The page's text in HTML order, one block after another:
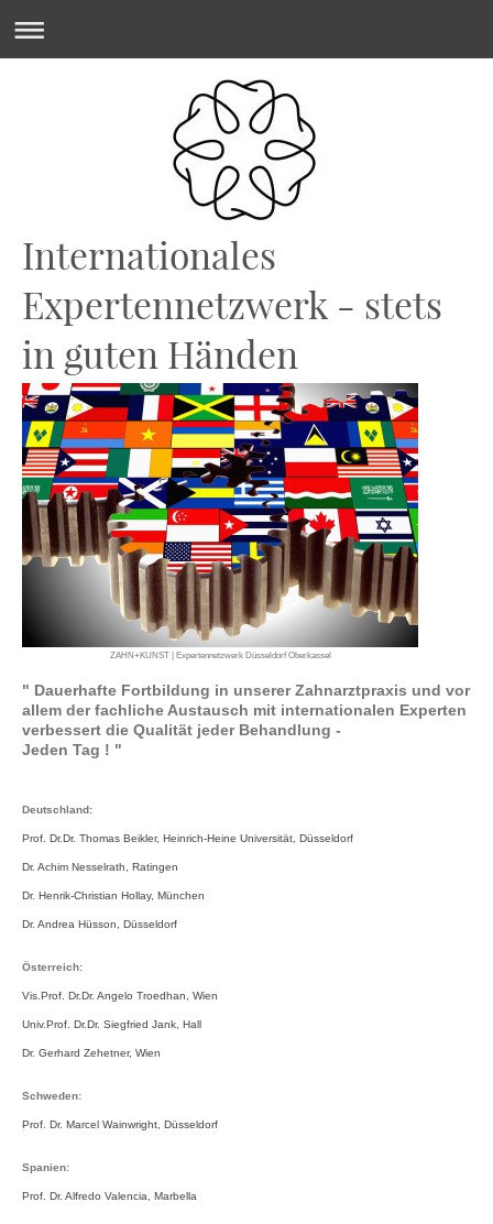
Internationales
Expertennetzwerk - stets
in guten Händen
ZAHN+KUNST | Expertennetzwerk Düsseldorf Oberkassel
" Dauerhafte Fortbildung in unserer Zahnarztpraxis und vor
allem der fachliche Austausch mit internationalen Experten
verbessert die Qualität jeder Behandlung -
Jeden Tag ! "
Deutschland:
Prof. Dr.Dr. Thomas Beikler, Heinrich-Heine Universität, Düsseldorf
Dr. Achim Nesselrath, Ratingen
Dr. Henrik-Christian Hollay, München
Dr. Andrea Hüsson, Düsseldorf
Österreich:
Vis.Prof. Dr.Dr. Angelo Troedhan, Wien
Univ.Prof. Dr.Dr. Siegfried Jank, Hall
Dr. Gerhard Zehetner, Wien
Schweden:
Prof. Dr. Marcel Wainwright, Düsseldorf
Spanien:
Prof. Dr. Alfredo Valencia, Marbella